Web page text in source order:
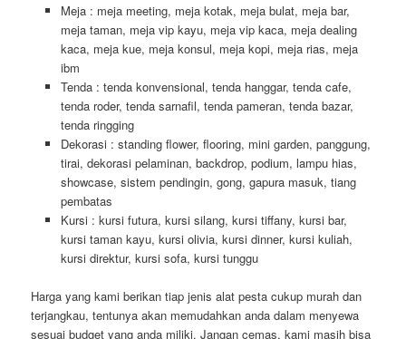
Meja : meja meeting, meja kotak, meja bulat, meja bar,
meja taman, meja vip kayu, meja vip kaca, meja dealing
kaca, meja kue, meja konsul, meja kopi, meja rias, meja
ibm
Tenda : tenda konvensional, tenda hanggar, tenda cafe,
tenda roder, tenda sarnafil, tenda pameran, tenda bazar,
tenda ringging
Dekorasi : standing flower, flooring, mini garden, panggung,
tirai, dekorasi pelaminan, backdrop, podium, lampu hias,
showcase, sistem pendingin, gong, gapura masuk, tiang
pembatas
Kursi : kursi futura, kursi silang, kursi tiffany, kursi bar,
kursi taman kayu, kursi olivia, kursi dinner, kursi kuliah,
kursi direktur, kursi sofa, kursi tunggu
Harga yang kami berikan tiap jenis alat pesta cukup murah dan
terjangkau, tentunya akan memudahkan anda dalam menyewa
sesuai budget yang anda miliki. Jangan cemas, kami masih bisa